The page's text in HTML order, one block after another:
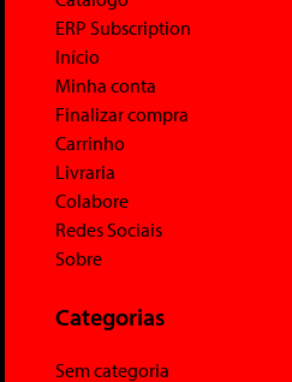
ERP Subscription
Início
Minha conta
Finalizar compra
Carrinho
Livraria
Colabore
Redes Sociais
Sobre
Categorias
Sem categoria